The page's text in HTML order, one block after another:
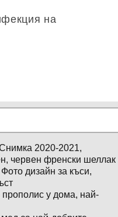
на
2020-2021,
червен френски шеллак
дизайн за къси,
у дома, най-